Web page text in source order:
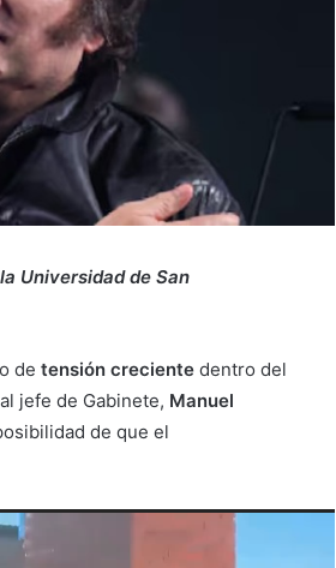
Universidad de San
de tensión creciente dentro del
jefe de Gabinete, Manuel
de que el